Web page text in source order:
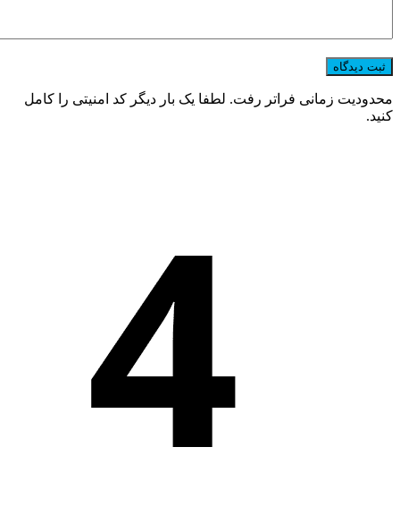
محدودیت زمانی فراتر رفت. لطفا یک بار دیگر کد امنیتی را کامل
کنید.